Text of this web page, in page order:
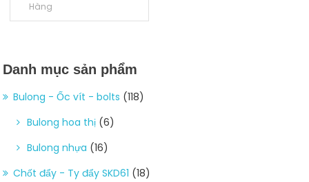
Hàng
Danh mục sản phẩm
Bulong - Ốc vít - bolts (118)
Bulong hoa thị (6)
Bulong nhựa (16)
Chốt đẩy - Ty đẩy SKD61 (18)